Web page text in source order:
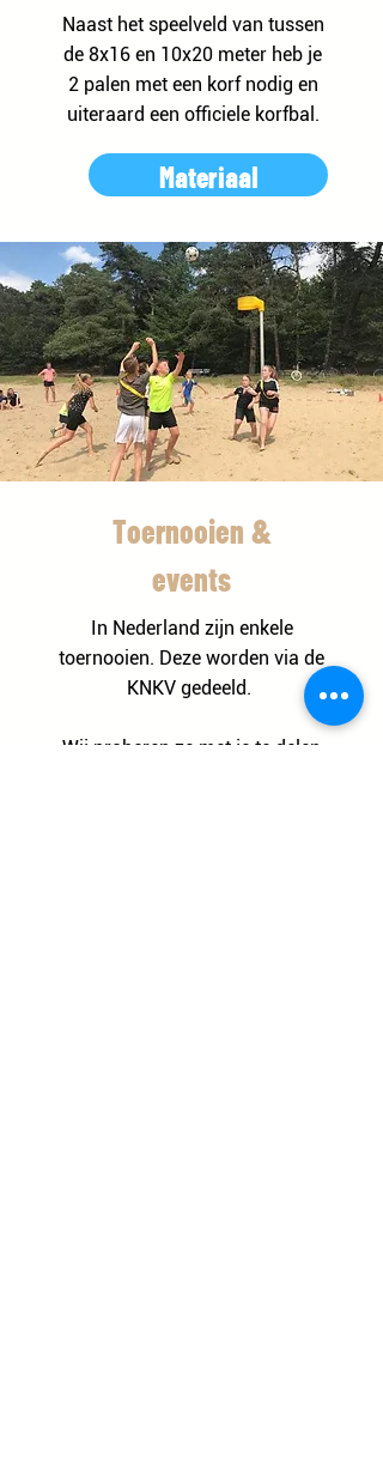
Naast het speelveld van tussen
de 8x16 en 10x20 meter heb je
2 palen met een korf nodig en
uiteraard een officiele korfbal.
Materiaal
Toernooien &
events
In Nederland zijn enkele
toernooien. Deze worden via de
KNKV gedeeld.
Wij proberen ze met je te delen